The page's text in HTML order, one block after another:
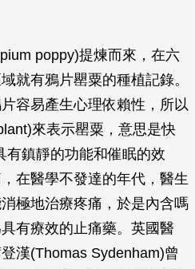
poppy)提煉而來，在六
就有鴉片罌粟的種植記錄。
容易產生心理依賴性，所以
來表示罌粟，意思是快
有鎮靜的功能和催眠的效
在醫學不發達的年代，醫生
極地治療疼痛，於是內含嗎
有療效的止痛藥。英國醫
漢(Thomas Sydenham)曾